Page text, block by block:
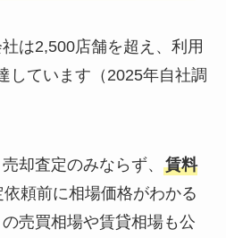
は2,500店舗を超え、利用
しています（2025年自社調
却査定のみならず、 賃料
頼前に相場価格がわかる
売買相場や賃貸相場も公